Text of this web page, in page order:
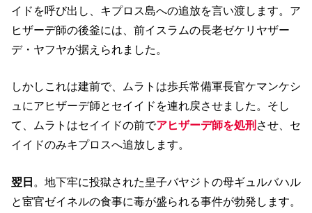
イドを呼び出し、キプロス島への追放を言い渡します。ア
ヒザーデ師の後釜には、前イスラムの長老ゼケリヤザー
デ・ヤフヤが据えられました。
しかしこれは建前で、ムラトは歩兵常備軍長官ケマンケシ
ュにアヒザーデ師とセイイドを連れ戻させました。そし
て、ムラトはセイイドの前でアヒザーデ師を処刑 させ、セ
イイドのみキプロスへ追放します。
翌日 。地下牢に投獄された皇子バヤジトの母ギュルバハル
と宦官ゼイネルの食事に毒が盛られる事件が勃発します。